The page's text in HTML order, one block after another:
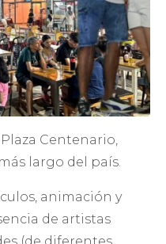
Centenario,
largo del país.
animación y
de artistas